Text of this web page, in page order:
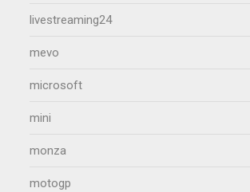
livestreaming24
mevo
microsoft
mini
monza
motogp